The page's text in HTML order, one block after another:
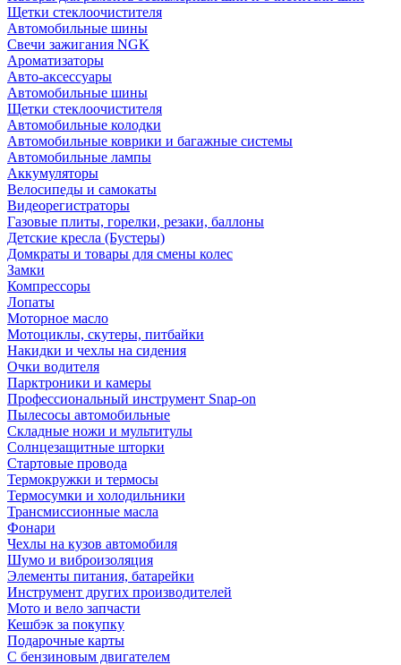
Щетки стеклоочистителя
Автомобильные шины
Свечи зажигания NGK
Ароматизаторы
Авто-аксессуары
Автомобильные шины
Щетки стеклоочистителя
Автомобильные колодки
Автомобильные коврики и багажные системы
Автомобильные лампы
Аккумуляторы
Велосипеды и самокаты
Видеорегистраторы
Газовые плиты, горелки, резаки, баллоны
Детские кресла (Бустеры)
Домкраты и товары для смены колес
Замки
Компрессоры
Лопаты
Моторное масло
Мотоциклы, скутеры, питбайки
Накидки и чехлы на сидения
Очки водителя
Парктроники и камеры
Профессиональный инструмент Snap-on
Пылесосы автомобильные
Складные ножи и мультитулы
Солнцезащитные шторки
Стартовые провода
Термокружки и термосы
Термосумки и холодильники
Трансмиссионные масла
Фонари
Чехлы на кузов автомобиля
Шумо и виброизоляция
Элементы питания, батарейки
Инструмент других производителей
Мото и вело запчасти
Кешбэк за покупку
Подарочные карты
С бензиновым двигателем